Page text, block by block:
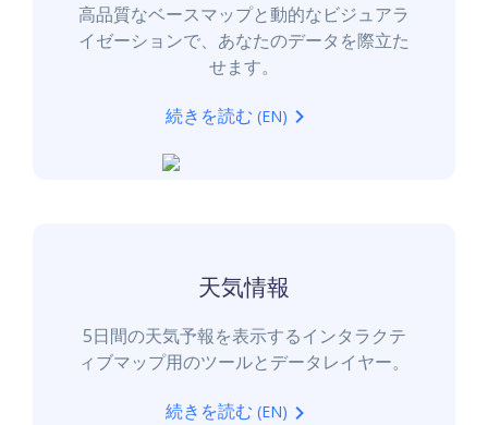
高品質なベースマップと動的なビジュアラ
イゼーションで、あなたのデータを際立た
せます。
続きを読む (EN)
天気情報
5日間の天気予報を表示するインタラクテ
ィブマップ用のツールとデータレイヤー。
続きを読む (EN)